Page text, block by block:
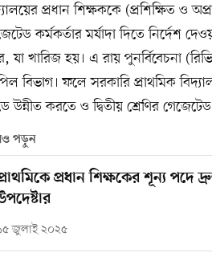
প্রধান শিক্ষককে (প্রশিক্ষিত ও
কর্মকর্তার মর্যাদা দিতে নির্দেশ
যা খারিজ হয়। এ রায় পুনর্বিবেচনা
বিভাগ। ফলে সরকারি প্রাথমিক
উন্নীত করতে ও দ্বিতীয় শ্রেণির
পড়ুন
প্রধান শিক্ষকের শূন্য পদে
জুলাই ২০২৫